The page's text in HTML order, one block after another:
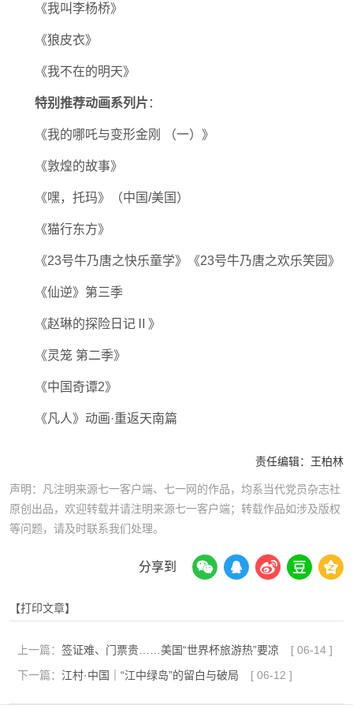
《我叫李杨桥》
《狼皮衣》
《我不在的明天》
特别推荐动画系列片 ：
《我的哪吒与变形金刚 （一）》
《敦煌的故事》
《嘿，托玛》（中国/美国）
《猫行东方》
《23号牛乃唐之快乐童学》《23号牛乃唐之欢乐笑园》
《仙逆》第三季
《赵琳的探险日记Ⅱ》
《灵笼 第二季》
《中国奇谭2》
《凡人》动画·重返天南篇
责任编辑： 王柏林
声明：凡注明来源七一客户端、七一网的作品，均系当代党员杂志社
原创出品，欢迎转载并请注明来源七一客户端；转载作品如涉及版权
等问题，请及时联系我们处理。
分享到
【打印文章】
上一篇： 签证难、门票贵……美国“世界杯旅游热”要凉 [ 06-14 ]
下一篇： 江村·中国｜“江中绿岛”的留白与破局 [ 06-12 ]